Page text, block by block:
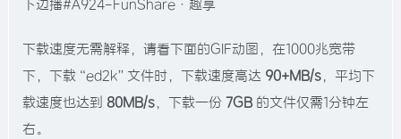
下载速度无需解释，请看下面的GIF动图，在1000兆宽带
下，下载“ed2k”文件时，下载速度高达 90+MB/s，平均下
载速度也达到 80MB/s，下载一份 7GB 的文件仅需1分钟左
右。